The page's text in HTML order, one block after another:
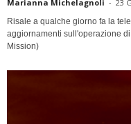
Marianna Michelagnoli - 23
Risale a qualche giorno fa la
aggiornamenti sull'operazione
Mission)